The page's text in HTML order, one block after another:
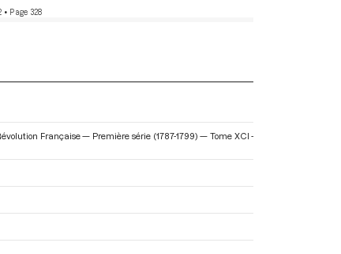
• Page 328
Française — Première série (1787-1799) — Tome XCI -